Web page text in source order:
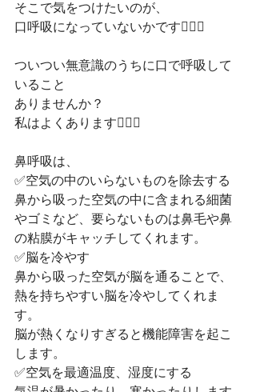
そこで気をつけたいのが、﻿
口呼吸になっていないかです💁🏻‍♀️﻿
ついつい無意識のうちに口で呼吸して
いること﻿
ありませんか？﻿
私はよくあります🤦🏻‍♀️﻿
鼻呼吸は、﻿
✅空気の中のいらないものを除去する﻿
鼻から吸った空気の中に含まれる細菌
やゴミなど、要らないものは鼻毛や鼻
の粘膜がキャッチしてくれます。﻿
✅脳を冷やす﻿
鼻から吸った空気が脳を通ることで、
熱を持ちやすい脳を冷やしてくれま
す。﻿
脳が熱くなりすぎると機能障害を起こ
します。﻿
✅空気を最適温度、湿度にする﻿